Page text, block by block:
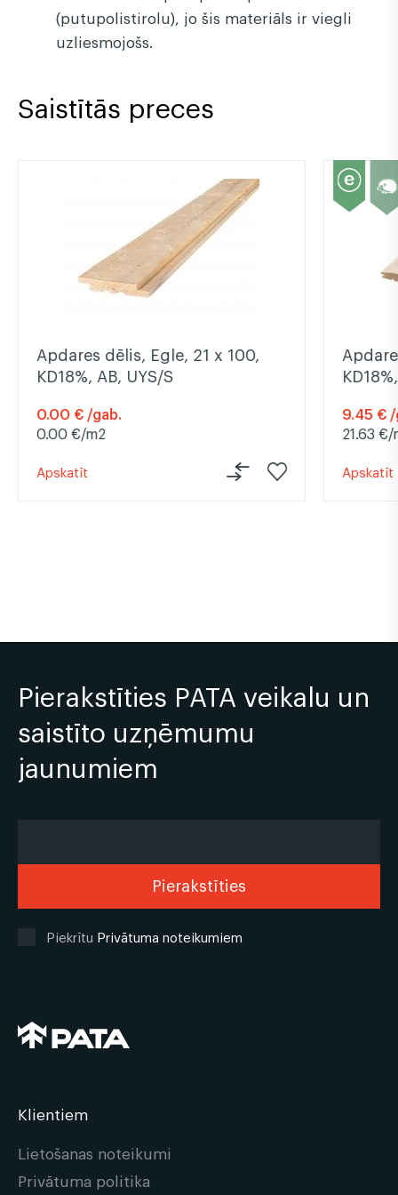
(putupolistirolu), jo šis materiāls ir viegli
uzliesmojošs.
Saistītās preces
Apdares dēlis, Egle, 21 x 100,
KD18%, AB, UYS/S
0.00 € /gab.
0.00 €/m2
Apskatīt
9.45 €
21.63 €/
Apskatīt
Pierakstīties PATA veikalu un
saistīto uzņēmumu
jaunumiem
Piekrītu Privātuma noteikumiem
Klientiem
Lietošanas noteikumi
Privātuma politika